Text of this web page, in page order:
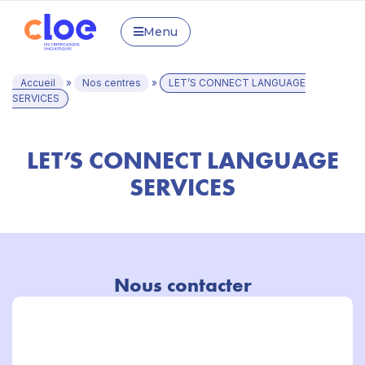
Menu
Accueil » Nos centres »
LET’S CONNECT LANGUAGE
SERVICES
LET’S CONNECT LANGUAGE
SERVICES
Nous contacter